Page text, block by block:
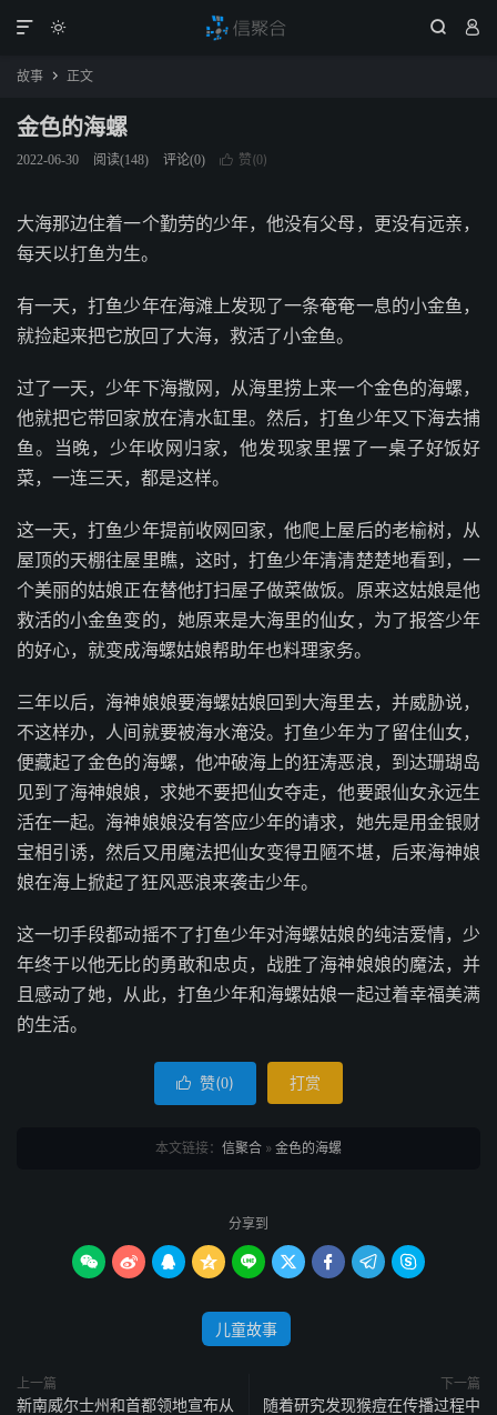
  

故事  正文
金色的海螺
2022-06-30 阅读(148) 评论(0)  赞(0)
大海那边住着一个勤劳的少年，他没有父母，更没有远亲，
每天以打鱼为生。
有一天，打鱼少年在海滩上发现了一条奄奄一息的小金鱼，
就捡起来把它放回了大海，救活了小金鱼。
过了一天，少年下海撒网，从海里捞上来一个金色的海螺，
他就把它带回家放在清水缸里。然后，打鱼少年又下海去捕
鱼。当晚，少年收网归家，他发现家里摆了一桌子好饭好
菜，一连三天，都是这样。
这一天，打鱼少年提前收网回家，他爬上屋后的老榆树，从
屋顶的天棚往屋里瞧，这时，打鱼少年清清楚楚地看到，一
个美丽的姑娘正在替他打扫屋子做菜做饭。原来这姑娘是他
救活的小金鱼变的，她原来是大海里的仙女，为了报答少年
的好心，就变成海螺姑娘帮助年也料理家务。
三年以后，海神娘娘要海螺姑娘回到大海里去，并威胁说，
不这样办，人间就要被海水淹没。打鱼少年为了留住仙女，
便藏起了金色的海螺，他冲破海上的狂涛恶浪，到达珊瑚岛
见到了海神娘娘，求她不要把仙女夺走，他要跟仙女永远生
活在一起。海神娘娘没有答应少年的请求，她先是用金银财
宝相引诱，然后又用魔法把仙女变得丑陋不堪，后来海神娘
娘在海上掀起了狂风恶浪来袭击少年。
这一切手段都动摇不了打鱼少年对海螺姑娘的纯洁爱情，少
年终于以他无比的勇敢和忠贞，战胜了海神娘娘的魔法，并
且感动了她，从此，打鱼少年和海螺姑娘一起过着幸福美满
的生活。
 赞(0) 打赏
本文链接： 信聚合 » 金色的海螺
分享到
        
儿童故事
上一篇
新南威尔士州和首都领地宣布从
下一篇
随着研究发现猴痘在传播过程中